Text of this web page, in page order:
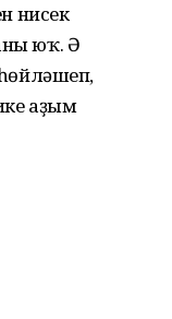
нисек
юҡ. Ә
аҙым